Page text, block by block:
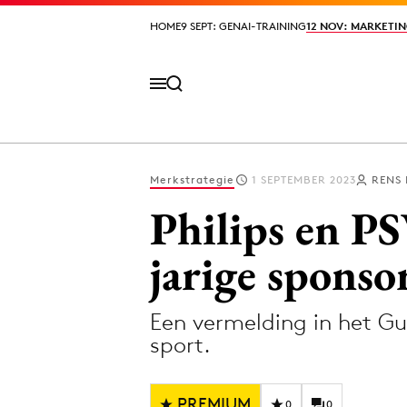
HOME9 SEPT: GENAI-TRAINING12 NOV:
HOME9 SEPT: GENAI-TRAINING12 NOV:
Design
Diversiteit
Merkstrategie 1 SEPTEMBER 2023 RENS
Philips en
jarige
Een vermelding in het
sport.
0 0